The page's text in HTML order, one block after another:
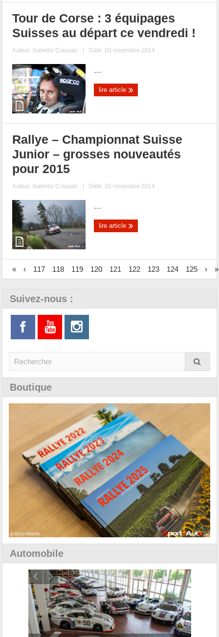
Tour de Corse : 3 équipages
Suisses au départ ce vendredi !
Auteur: Isabelle Crausaz | Date: 05 novembre 2014
...
lire article
Rallye – Championnat Suisse
Junior – grosses nouveautés
pour 2015
Auteur: Isabelle Crausaz | Date: 02 novembre 2014
...
lire article
« ‹ 117 118 119 120 121 122 123 124 125 › »
Suivez-nous :
Boutique
Automobile